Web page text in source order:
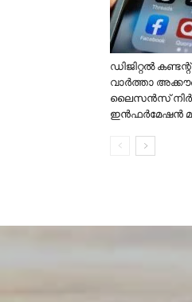
ഡിജിറ്റൽ
വാർത്താ
ലൈസൻസ്
ഇൻഫർമേഷൻ